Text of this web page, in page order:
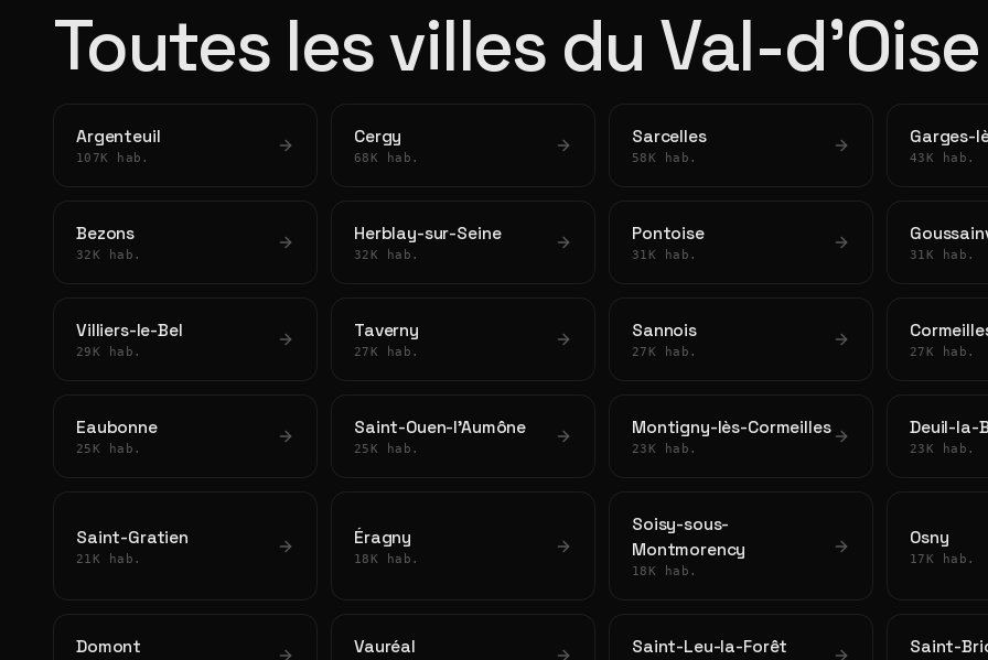
Toutes les villes du Val-d'Oise
Argenteuil
107K hab.
Cergy
68K hab.
Sarcelles
58K hab.
Garges-
43K hab.
Bezons
32K hab.
Herblay-sur-Seine
32K hab.
Pontoise
31K hab. 31K hab.
Villiers-le-Bel
29K hab.
Taverny
27K hab.
Sannois
27K hab. 27K hab.
Eaubonne
25K hab.
Saint-Ouen-l'Aumône
25K hab.
Montigny-lès-Cormeilles
23K hab.
Deuil-la-
23K hab.
Saint-Gratien
21K hab.
Éragny
18K hab.
Soisy-sous-
Montmorency
18K hab.
Osny
17K hab.
Domont Vauréal Saint-Leu-la-Forêt Saint-